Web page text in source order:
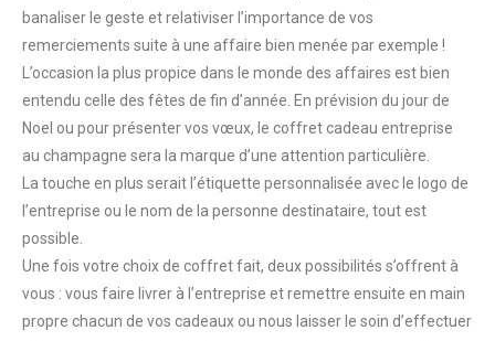
banaliser le geste et relativiser l’importance de vos
remerciements suite à une affaire bien menée par exemple !
L’occasion la plus propice dans le monde des affaires est bien
entendu celle des fêtes de fin d’année. En prévision du jour de
Noel ou pour présenter vos vœux, le coffret cadeau entreprise
au champagne sera la marque d’une attention particulière.
La touche en plus serait l’étiquette personnalisée avec le logo de
l’entreprise ou le nom de la personne destinataire, tout est
possible.
Une fois votre choix de coffret fait, deux possibilités s’offrent à
vous : vous faire livrer à l’entreprise et remettre ensuite en main
propre chacun de vos cadeaux ou nous laisser le soin d’effectuer